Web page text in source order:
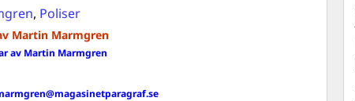
, Poliser
Martin Marmgren
av Martin Marmgren